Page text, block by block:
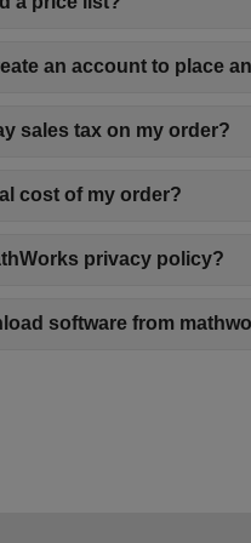
an account to place
sales tax on my order?
cost of my order?
privacy policy?
software from